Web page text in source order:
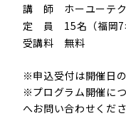
講 師 ホーユーテク
定 員 15名（福岡7
受講料 無料
※申込受付は開催日
※プログラム開催に
へお問い合わせくださ